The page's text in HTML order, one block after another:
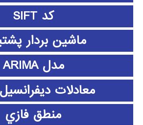
کد SIFT
ماشین بردار
مدل ARIMA
معادلات دیفرانسیل ODE
منطق فازي